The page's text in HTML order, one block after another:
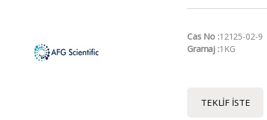
Cas No :12125-02-9
Gramaj :1KG
TEKLIF İSTE